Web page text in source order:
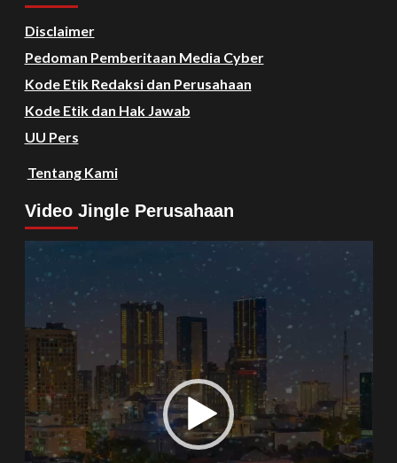
Disclaimer
Pedoman Pemberitaan Media Cyber
Kode Etik Redaksi dan Perusahaan
Kode Etik dan Hak Jawab
UU Pers
Tentang Kami
Video Jingle Perusahaan
Video
Player